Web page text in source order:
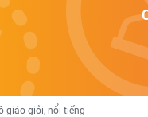
giỏi, nổi tiếng
giáo giỏi
2023 - 2024
giáo giỏi, nổi tiếng
giáo giỏi, nổi tiếng